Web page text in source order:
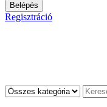
Belépés
Regisztráció